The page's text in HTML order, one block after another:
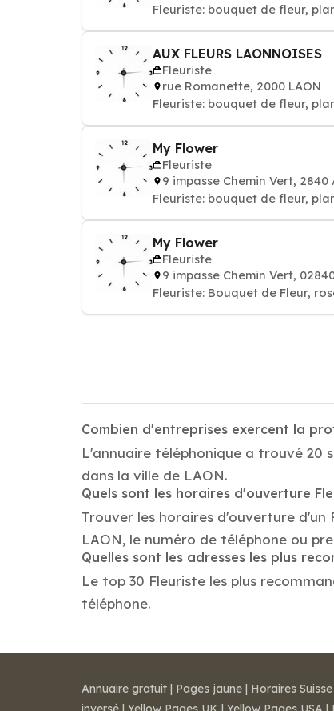
Fleuriste: bouquet de fleur,
AUX FLEURS LAONNOISES
Fleuriste
rue Romanette, 2000 LAON
Fleuriste: bouquet de fleur,
My Flower
Fleuriste
9 impasse Chemin Vert, 2840
Fleuriste: bouquet de fleur,
My Flower
Fleuriste
9 impasse Chemin Vert,
Fleuriste: Bouquet de Fleur,
Combien d'entreprises exercent la
L'annuaire téléphonique a trouvé 20
dans la ville de LAON.
Quels sont les horaires d'ouverture
Trouver les horaires d'ouverture d'un
LAON, le numéro de téléphone ou
Quelles sont les adresses les plus
Le top 30 Fleuriste les plus
téléphone.
Annuaire gratuit | Pages jaune | Horaires Suisse